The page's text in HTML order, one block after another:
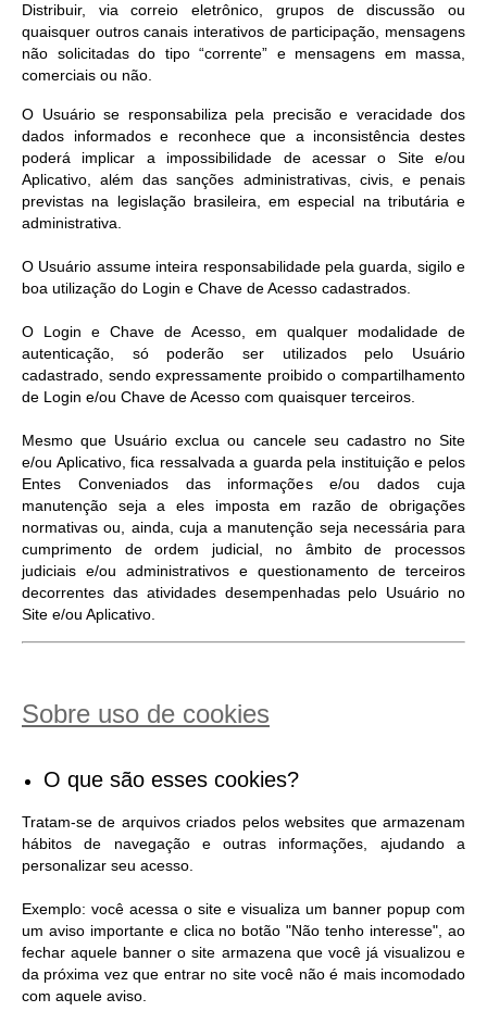
Distribuir, via correio eletrônico, grupos de discussão ou
quaisquer outros canais interativos de participação, mensagens
não solicitadas do tipo “corrente” e mensagens em massa,
comerciais ou não.
O Usuário se responsabiliza pela precisão e veracidade dos
dados informados e reconhece que a inconsistência destes
poderá implicar a impossibilidade de acessar o Site e/ou
Aplicativo, além das sanções administrativas, civis, e penais
previstas na legislação brasileira, em especial na tributária e
administrativa.
O Usuário assume inteira responsabilidade pela guarda, sigilo e
boa utilização do Login e Chave de Acesso cadastrados.
O Login e Chave de Acesso, em qualquer modalidade de
autenticação, só poderão ser utilizados pelo Usuário
cadastrado, sendo expressamente proibido o compartilhamento
de Login e/ou Chave de Acesso com quaisquer terceiros.
Mesmo que Usuário exclua ou cancele seu cadastro no Site
e/ou Aplicativo, fica ressalvada a guarda pela instituição e pelos
Entes Conveniados das informações e/ou dados cuja
manutenção seja a eles imposta em razão de obrigações
normativas ou, ainda, cuja a manutenção seja necessária para
cumprimento de ordem judicial, no âmbito de processos
judiciais e/ou administrativos e questionamento de terceiros
decorrentes das atividades desempenhadas pelo Usuário no
Site e/ou Aplicativo.
Sobre uso de cookies
O que são esses cookies?
Tratam-se de arquivos criados pelos websites que armazenam
hábitos de navegação e outras informações, ajudando a
personalizar seu acesso.
Exemplo: você acessa o site e visualiza um banner popup com
um aviso importante e clica no botão "Não tenho interesse", ao
fechar aquele banner o site armazena que você já visualizou e
da próxima vez que entrar no site você não é mais incomodado
com aquele aviso.